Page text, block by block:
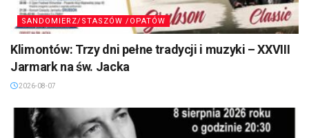
SANDOMIERZ/STASZÓW /OPATÓW
Klimontów: Trzy dni pełne tradycji i muzyki – XXVIII
Jarmark na św. Jacka
2026-08-07